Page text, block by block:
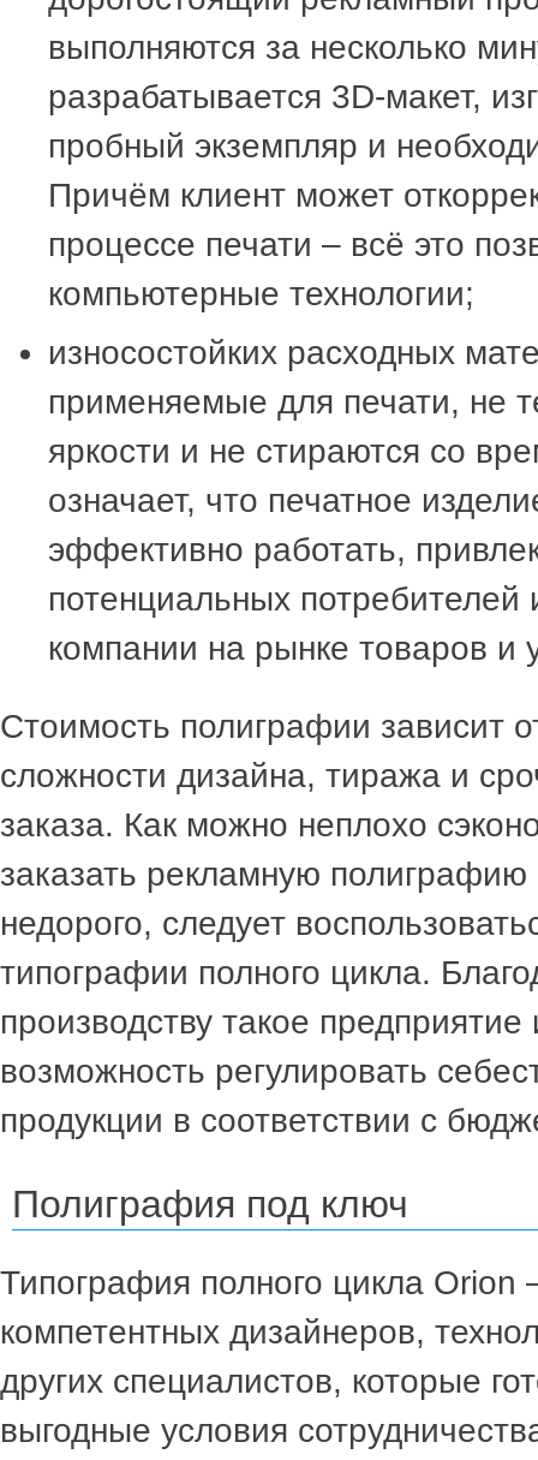
выполняются за несколько
разрабатывается 3D-макет,
пробный экземпляр и
Причём клиент может
процессе печати – всё это
компьютерные технологии;
износостойких расходных
применяемые для печати, не
яркости и не стираются со
означает, что печатное
эффективно работать,
потенциальных
компании на рынке товаров и
Стоимость полиграфии зависит
сложности дизайна, тиража и
заказа. Как можно неплохо
заказать рекламную полиграфию
недорого, следует
типографии полного цикла.
производству такое предприятие
возможность регулировать
продукции в соответствии с
Полиграфия под ключ
Типография полного цикла Orion
компетентных дизайнеров,
других специалистов, которые
выгодные условия